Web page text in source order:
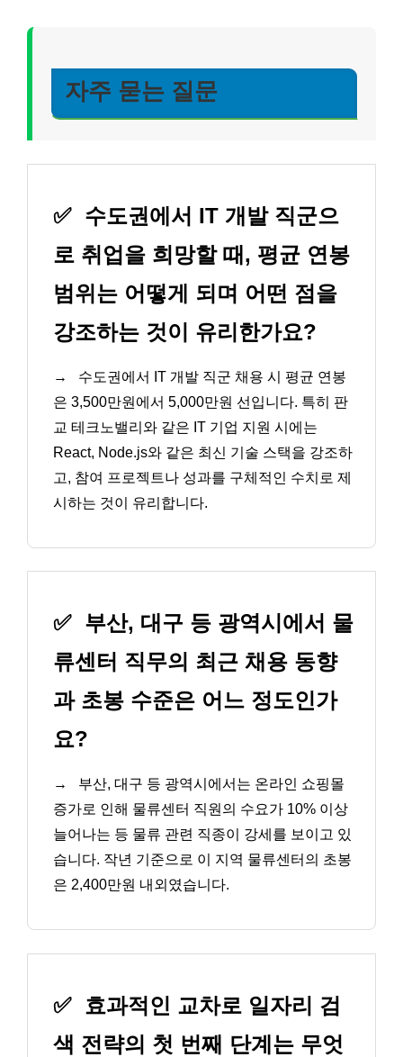
자주 묻는 질문
✅ 수도권에서 IT 개발 직군으
로 취업을 희망할 때, 평균 연봉
범위는 어떻게 되며 어떤 점을
강조하는 것이 유리한가요?
→
수도권에서 IT 개발 직군 채용 시 평균 연봉
은 3,500만원에서 5,000만원 선입니다. 특히 판
교 테크노밸리와 같은 IT 기업 지원 시에는
React, Node.js와 같은 최신 기술 스택을 강조하
고, 참여 프로젝트나 성과를 구체적인 수치로 제
시하는 것이 유리합니다.
✅ 부산, 대구 등 광역시에서 물
류센터 직무의 최근 채용 동향
과 초봉 수준은 어느 정도인가
요?
→
부산, 대구 등 광역시에서는 온라인 쇼핑몰
증가로 인해 물류센터 직원의 수요가 10% 이상
늘어나는 등 물류 관련 직종이 강세를 보이고 있
습니다. 작년 기준으로 이 지역 물류센터의 초봉
은 2,400만원 내외였습니다.
✅
효과적인 교차로 일자리 검
색 전략의 첫 번째 단계는 무엇